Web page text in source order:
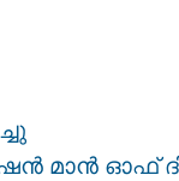
മാന്‍ ഓഫ്